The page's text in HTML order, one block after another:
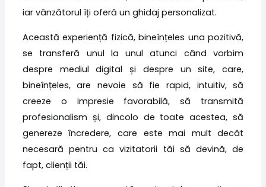
iar vânzătorul îți oferă un ghidaj personalizat.
Această experiență fizică, bineînțeles una pozitivă,
se transferă unul la unul atunci când vorbim
despre mediul digital și despre un site, care,
bineînțeles, are nevoie să fie rapid, intuitiv, să
creeze o impresie favorabilă, să transmită
profesionalism și, dincolo de toate acestea, să
genereze încredere, care este mai mult decât
necesară pentru ca vizitatorii tăi să devină, de
fapt, clienții tăi.